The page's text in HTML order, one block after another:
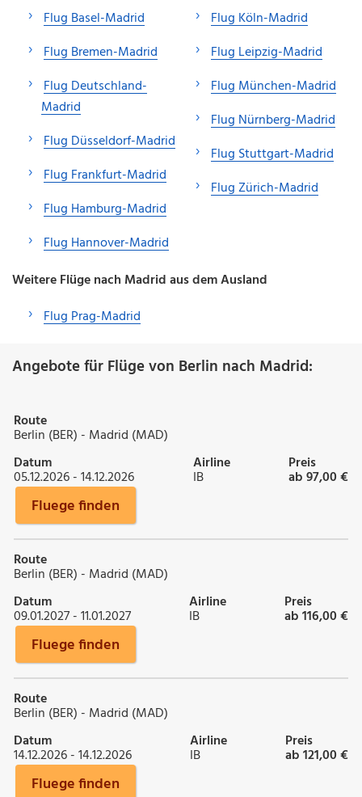
Flug Basel-Madrid
Flug Bremen-Madrid
Flug Deutschland-
Madrid
Flug Düsseldorf-Madrid
Flug Frankfurt-Madrid
Flug Hamburg-Madrid
Flug Hannover-Madrid
Flug Köln-Madrid
Flug Leipzig-Madrid
Flug München-Madrid
Flug Nürnberg-Madrid
Flug Stuttgart-Madrid
Flug Zürich-Madrid
Weitere Flüge nach Madrid aus dem Ausland
Flug Prag-Madrid
Angebote für Flüge von Berlin nach Madrid:
Route
Berlin (BER) - Madrid (MAD)
Datum
05.12.2026 - 14.12.2026
Airline
IB
Preis
ab 97,00 €
Fluege finden
Route
Berlin (BER) - Madrid (MAD)
Datum
09.01.2027 - 11.01.2027
Airline
IB
Preis
ab 116,00 €
Fluege finden
Route
Berlin (BER) - Madrid (MAD)
Datum
14.12.2026 - 14.12.2026
Airline
IB
Preis
ab 121,00 €
Fluege finden